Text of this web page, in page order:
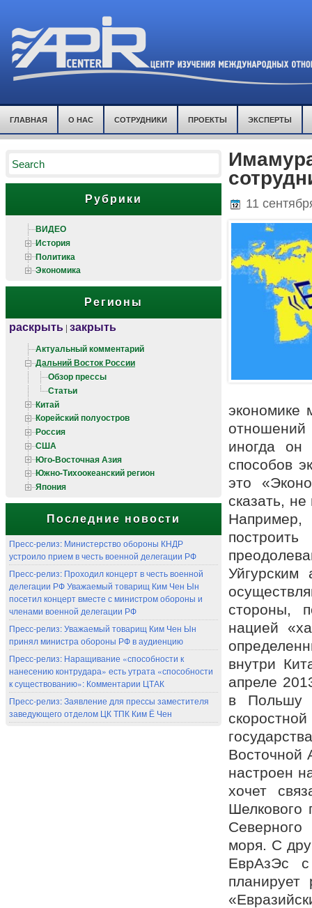
ГЛАВНАЯ О НАС СОТРУДНИКИ ПРОЕКТЫ ЭКСПЕРТЫ
Рубрики
ВИДЕО
История
Политика
Экономика
Регионы
раскрыть | закрыть
Актуальный комментарий
Дальний Восток России
Обзор прессы
Статьи
Китай
Корейский полуостров
Россия
США
Юго-Восточная Азия
Южно-Тихоокеанский регион
Япония
Последние новости
Пресс-релиз: Министерство обороны КНДР
устроило прием в честь военной делегации РФ
Пресс-релиз: Проходил концерт в честь военной
делегации РФ Уважаемый товарищ Ким Чен Ын
посетил концерт вместе с министром обороны и
членами военной делегации РФ
Пресс-релиз: Уважаемый товарищ Ким Чен Ын
принял министра обороны РФ в аудиенцию
Пресс-релиз: Наращивание «способности к
нанесению контрудара» есть утрата «способности
к существованию»: Комментарии ЦТАК
Пресс-релиз: Заявление для прессы заместителя
заведующего отделом ЦК ТПК Ким Ё Чен
11
экономике
отношений
иногда он
способов
это
сказать,
стороны,
нацией
внутри
апреле
в Польшу
Восточной
настроен
хочет
Шелкового
Северного
моря. С
ЕврАзЭс